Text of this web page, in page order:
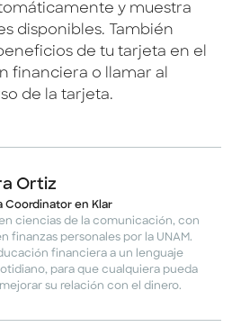
y muestra
disponibles. También
de tu tarjeta en el
financiera o llamar al
de la tarjeta.
Ortiz
Coordinator en Klar
ciencias de la comunicación, con
finanzas personales por la UNAM.
financiera a un lenguaje
para que cualquiera pueda
su relación con el dinero.